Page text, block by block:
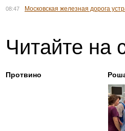
08:47 Московская железная дорога
Читайте на
Протвино